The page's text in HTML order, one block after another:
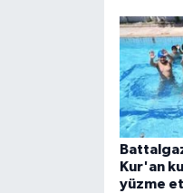
Kur'an
yüzme